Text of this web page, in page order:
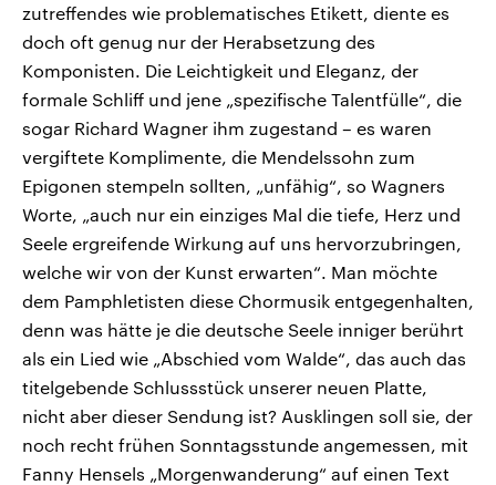
zutreffendes wie problematisches Etikett, diente es
doch oft genug nur der Herabsetzung des
Komponisten. Die Leichtigkeit und Eleganz, der
formale Schliff und jene „spezifische Talentfülle“, die
sogar Richard Wagner ihm zugestand – es waren
vergiftete Komplimente, die Mendelssohn zum
Epigonen stempeln sollten, „unfähig“, so Wagners
Worte, „auch nur ein einziges Mal die tiefe, Herz und
Seele ergreifende Wirkung auf uns hervorzubringen,
welche wir von der Kunst erwarten“. Man möchte
dem Pamphletisten diese Chormusik entgegenhalten,
denn was hätte je die deutsche Seele inniger berührt
als ein Lied wie „Abschied vom Walde“, das auch das
titelgebende Schlussstück unserer neuen Platte,
nicht aber dieser Sendung ist? Ausklingen soll sie, der
noch recht frühen Sonntagsstunde angemessen, mit
Fanny Hensels „Morgenwanderung“ auf einen Text